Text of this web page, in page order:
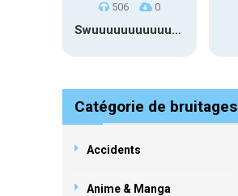
506 0
Swuuuuuuuuuuuuuuuuuuuuuu
Catégorie de bruitages
Accidents
Anime & Manga